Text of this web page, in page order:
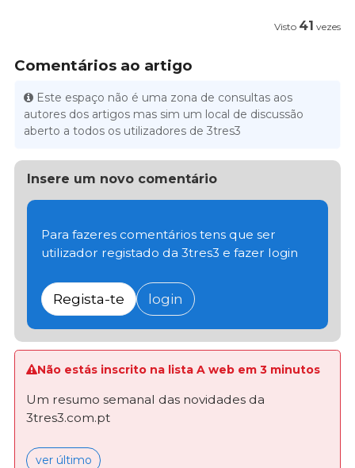
Visto 41 vezes
Comentários ao artigo
Este espaço não é uma zona de consultas aos
autores dos artigos mas sim um local de discussão
aberto a todos os utilizadores de 3tres3
Insere um novo comentário
Para fazeres comentários tens que ser
utilizador registado da 3tres3 e fazer login
Regista-te login
Não estás inscrito na lista A web em 3 minutos
Um resumo semanal das novidades da
3tres3.com.pt
ver último